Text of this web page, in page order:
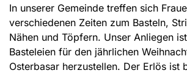
In unserer Gemeinde treffen sich
verschiedenen Zeiten zum Basteln,
Nähen und Töpfern. Unser Anliegen
Basteleien für den jährlichen
Osterbasar herzustellen. Der Erlös ist